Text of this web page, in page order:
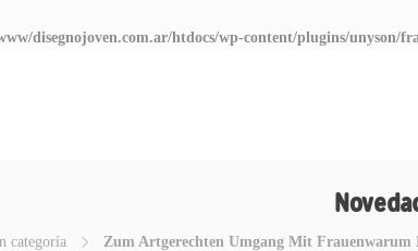
disegnojoven.com.ar/htdocs/wp-content/plugins/unyson/
categoría Zum Artgerechten Umgang Mit Frauenwarum